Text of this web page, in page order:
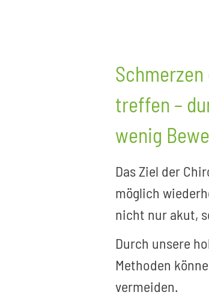
treffen –
wenig
Das Ziel der
möglich
nicht nur akut,
Durch unsere
Methoden
vermeiden.